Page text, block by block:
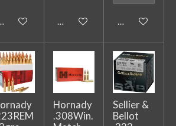
den WarenkorbIn den WarenkorbIn den
Hornady
.308Win.
Sellier &
Bellot